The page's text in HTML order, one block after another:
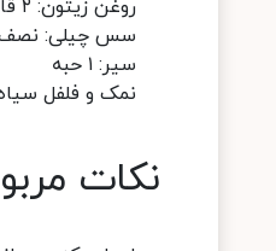
روغن زیتون: ۲ قاشق غذاخوری
سس چیلی: نصف
سیر: ۱ حبه
نمک و فلفل سیاه:
نکات